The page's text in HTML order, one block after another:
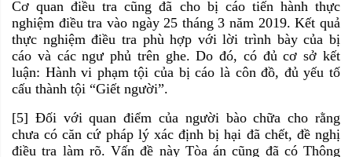
Cơ quan điều tra cũng đã cho bị cáo tiến hành thực
nghiệm điều tra vào ngày 25 tháng 3 năm 2019. Kết quả
thực nghiệm điều tra phù hợp với lời trình bày của bị
cáo và các ngư phủ trên ghe. Do đó, có đủ cơ sở kết
luận: Hành vi phạm tội của bị cáo là côn đồ, đủ yếu tố
cấu thành tội “Giết người”.
[5] Đối với quan điểm của người bào chữa cho rằng
chưa có căn cứ pháp lý xác định bị hại đã chết, đề nghị
điều tra làm rõ. Vấn đề này Tòa án cũng đã có Thông